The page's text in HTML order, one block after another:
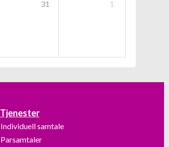
31 1
Tjenester
Individuell samtale
Parsamtaler